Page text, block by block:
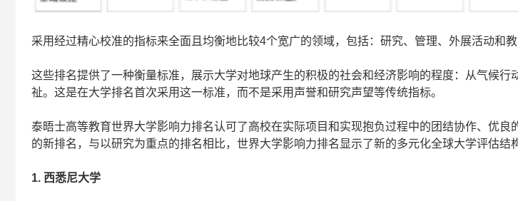
采用经过精心校准的指标来全面且均衡地比较4个宽广的领域，包括：研究、管理、外展活动和教
这些排名提供了一种衡量标准，展示大学对地球产生的积极的社会和经济影响的程度：从气候行
祉。这是在大学排名首次采用这一标准，而不是采用声誉和研究声望等传统指标。
泰晤士高等教育世界大学影响力排名认可了高校在实际项目和实现抱负过程中的团结协作、优良
的新排名，与以研究为重点的排名相比，世界大学影响力排名显示了新的多元化全球大学评估结
1. 西悉尼大学